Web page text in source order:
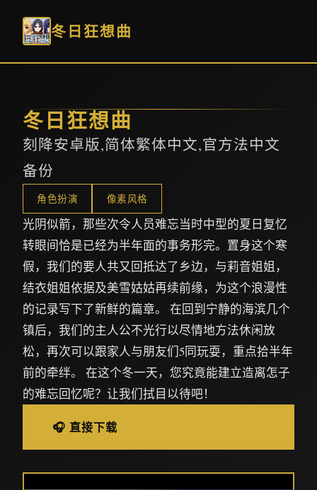
冬日狂想曲
冬日狂想曲
刻降安卓版,简体繁体中文,官方法中文
备份
角色扮演 像素风格
光阴似箭，那些次令人员难忘当时中型的夏日复忆
转眼间恰是已经为半年面的事务形完。置身这个寒
假，我们的要人共又回抵达了乡边，与莉音姐姐，
结衣姐姐依据及美雪姑姑再续前缘，为这个浪漫性
的记录写下了新鲜的篇章。 在回到宁静的海滨几个
镇后，我们的主人公不光行以尽情地方法休闲放
松，再次可以跟家人与朋友们5同玩耍，重点拾半年
前的牵绊。 在这个冬一天，您究竟能建立造离怎子
的难忘回忆呢？让我们拭目以待吧！
🎧 直接下载